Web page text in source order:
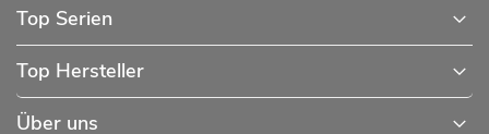
Top Serien
Top Hersteller
Über uns